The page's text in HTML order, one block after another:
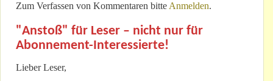
Zum Verfassen von Kommentaren bitte Anmelden.
"Anstoß" für Leser – nicht nur für
Abonnement-Interessierte!
Lieber Leser,